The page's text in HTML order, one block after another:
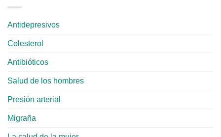
Antidepresivos
Colesterol
Antibióticos
Salud de los hombres
Presión arterial
Migraña